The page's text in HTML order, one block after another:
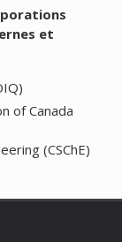
Scale »,
pp.
on
Mangin, P., «
Science
et
of Canada
(CSChE)